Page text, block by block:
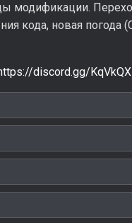
модификации.
кода, новая погода
discord.gg/